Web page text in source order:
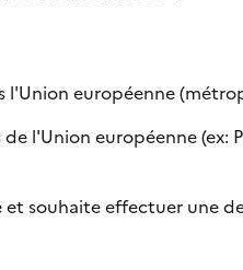
l'Union européenne
de l'Union européenne
et souhaite effectuer une